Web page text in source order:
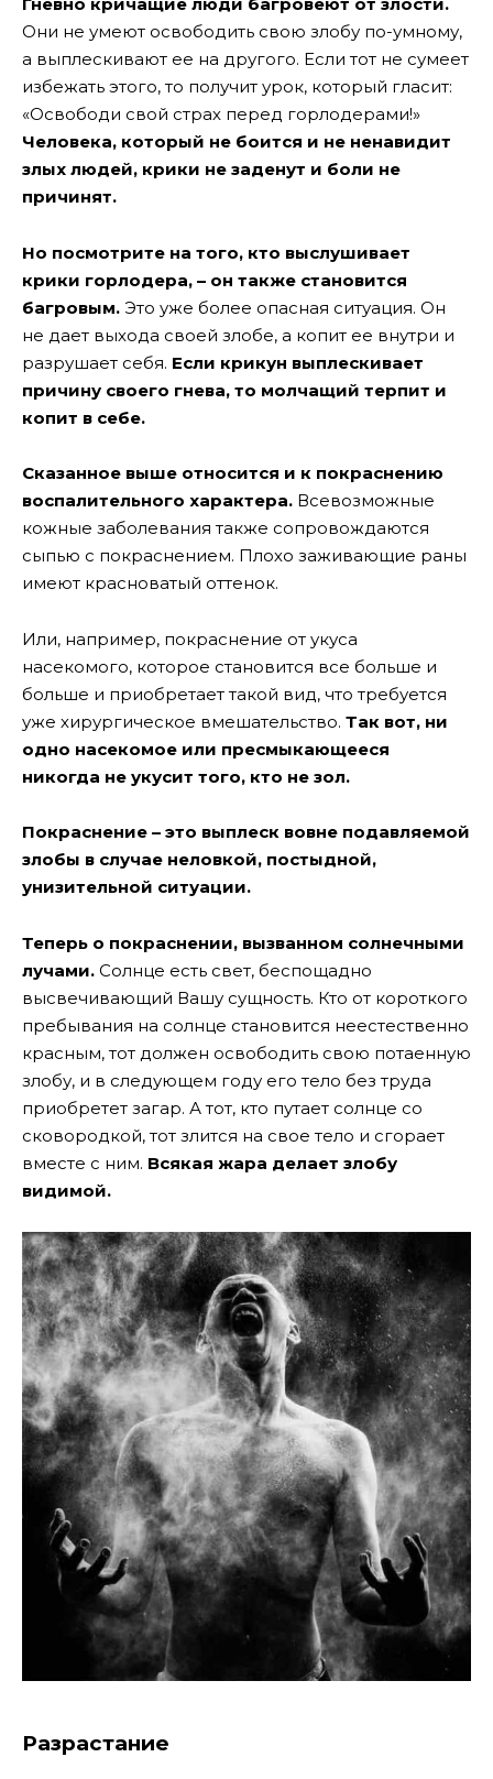
Гневно кричащие люди багровеют от злости.
Они не умеют освободить свою злобу по-умному,
а выплескивают ее на другого. Если тот не сумеет
избежать этого, то получит урок, который гласит:
«Освободи свой страх перед горлодерами!»
Человека, который не боится и не ненавидит
злых людей, крики не заденут и боли не
причинят.
Но посмотрите на того, кто выслушивает
крики горлодера, – он также становится
багровым. Это уже более опасная ситуация. Он
не дает выхода своей злобе, а копит ее внутри и
разрушает себя. Если крикун выплескивает
причину своего гнева, то молчащий терпит и
копит в себе.
Сказанное выше относится и к покраснению
воспалительного характера. Всевозможные
кожные заболевания также сопровождаются
сыпью с покраснением. Плохо заживающие раны
имеют красноватый оттенок.
Или, например, покраснение от укуса
насекомого, которое становится все больше и
больше и приобретает такой вид, что требуется
уже хирургическое вмешательство. Так вот, ни
одно насекомое или пресмыкающееся
никогда не укусит того, кто не зол.
Покраснение – это выплеск вовне подавляемой
злобы в случае неловкой, постыдной,
унизительной ситуации.
Теперь о покраснении, вызванном солнечными
лучами. Солнце есть свет, беспощадно
высвечивающий Вашу сущность. Кто от короткого
пребывания на солнце становится неестественно
красным, тот должен освободить свою потаенную
злобу, и в следующем году его тело без труда
приобретет загар. А тот, кто путает солнце со
сковородкой, тот злится на свое тело и сгорает
вместе с ним. Всякая жара делает злобу
видимой.
Разрастание